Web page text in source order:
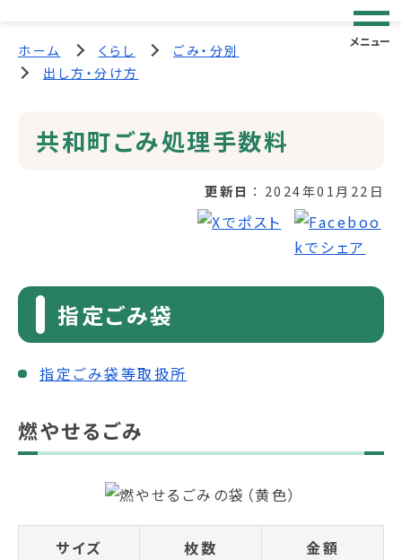
メニュー
ホーム くらし
ごみ・分別
出し方・分け方
共和町ごみ処理手数料
更新日 2024年01月22日
指定ごみ袋
指定ごみ袋等取扱所
燃やせるごみ
サイズ 枚数 金額